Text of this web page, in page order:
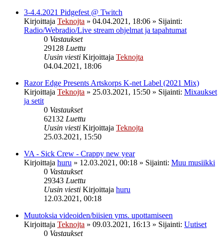
3-4.4.2021 Pidgefest @ Twitch
Kirjoittaja Teknojta » 04.04.2021, 18:06 » Sijainti:
Radio/Webradio/Live stream ohjelmat ja tapahtumat
0 Vastaukset
29128 Luettu
Uusin viesti Kirjoittaja Teknojta
04.04.2021, 18:06
Razor Edge Presents Artskorps K-net Label (2021 Mix)
Kirjoittaja Teknojta » 25.03.2021, 15:50 » Sijainti: Mixaukset
ja setit
0 Vastaukset
62132 Luettu
Uusin viesti Kirjoittaja Teknojta
25.03.2021, 15:50
VA - Sick Crew - Crappy new year
Kirjoittaja huru » 12.03.2021, 00:18 » Sijainti: Muu musiikki
0 Vastaukset
29343 Luettu
Uusin viesti Kirjoittaja huru
12.03.2021, 00:18
Muutoksia videoiden/biisien yms. upottamiseen
Kirjoittaja Teknojta » 09.03.2021, 16:13 » Sijainti: Uutiset
0 Vastaukset